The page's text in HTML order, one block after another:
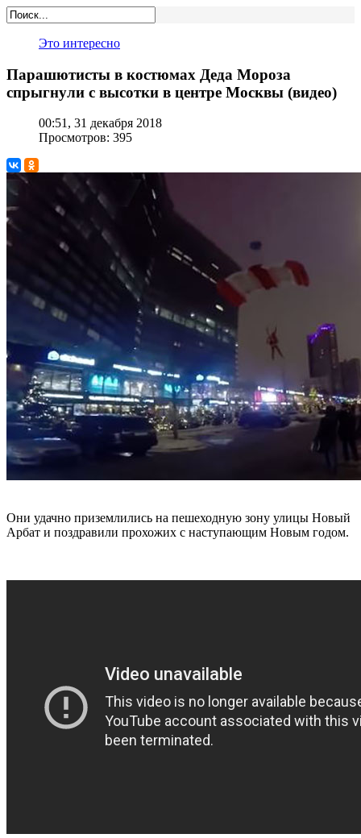
Это интересно
Парашютисты в костюмах Деда Мороза
спрыгнули с высотки в центре Москвы (видео)
00:51, 31 декабря 2018
Просмотров: 395
Они удачно приземлились на пешеходную зону улицы Новый
Арбат и поздравили прохожих с наступающим Новым годом.